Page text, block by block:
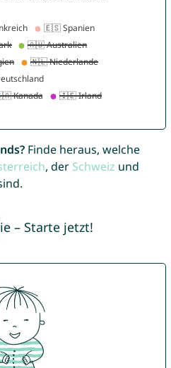
Finde heraus, welche
, der Schweiz und
– Starte jetzt!